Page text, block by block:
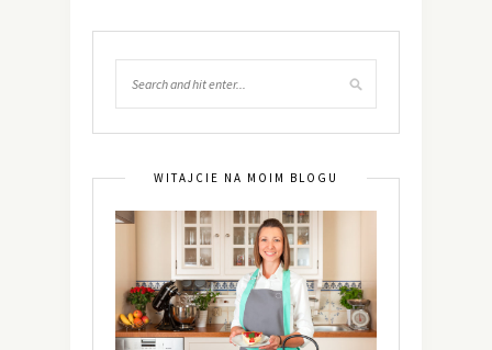
WITAJCIE NA MOIM BLOGU